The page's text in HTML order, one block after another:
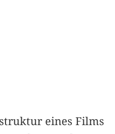
eines Films